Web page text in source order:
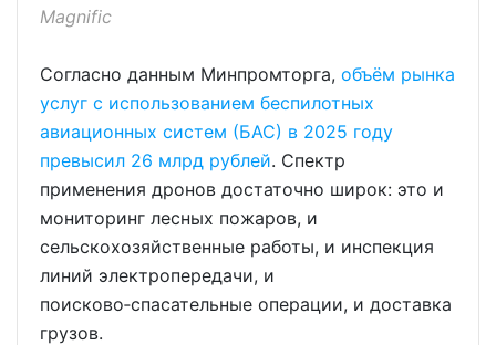
Magnific
Согласно данным Минпромторга, объём рынка
услуг с использованием беспилотных
авиационных систем (БАС) в 2025 году
превысил 26 млрд рублей. Спектр
применения дронов достаточно широк: это и
мониторинг лесных пожаров, и
сельскохозяйственные работы, и инспекция
линий электропередачи, и
поисково‑спасательные операции, и доставка
грузов.